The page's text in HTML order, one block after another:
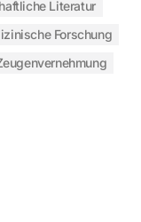
Literatur
Forschung